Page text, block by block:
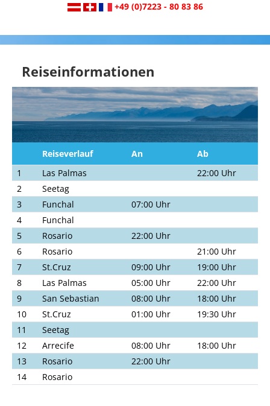
+49 (0)7223 - 80 83 86
Reiseinformationen
Reiseverlauf An
Ab
1
Las Palmas
22:00 Uhr
2
Seetag
3
Funchal
07:00 Uhr
4
Funchal
5
Rosario
22:00 Uhr
6
Rosario
21:00 Uhr
7
St.Cruz 09:00 Uhr
19:00 Uhr
8
Las Palmas 05:00 Uhr
22:00 Uhr
9
San Sebastian 08:00 Uhr
18:00 Uhr
10
St.Cruz 01:00 Uhr
19:30 Uhr
11
Seetag
12
Arrecife 08:00 Uhr
18:00 Uhr
13
Rosario
22:00 Uhr
14
Rosario